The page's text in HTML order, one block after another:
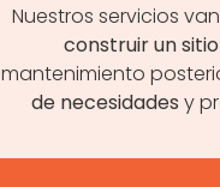
Nuestros servicios
construir un
mantenimiento
de necesidades y